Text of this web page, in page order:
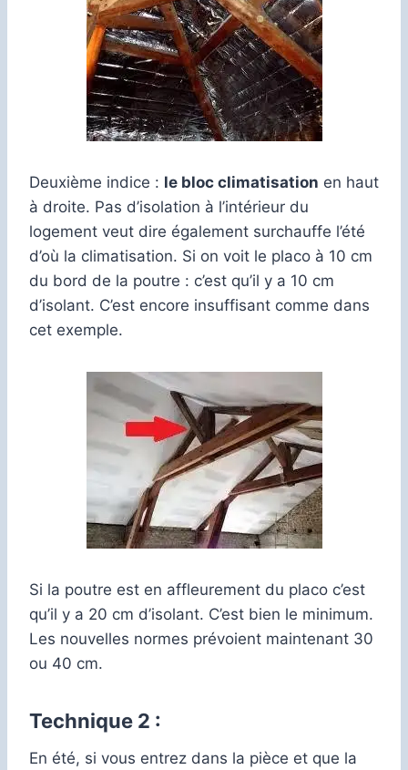
Deuxième indice : le bloc climatisation en haut
à droite. Pas d’isolation à l’intérieur du
logement veut dire également surchauffe l’été
d’où la climatisation. Si on voit le placo à 10 cm
du bord de la poutre : c’est qu’il y a 10 cm
d’isolant. C’est encore insuffisant comme dans
cet exemple.
Si la poutre est en affleurement du placo c’est
qu’il y a 20 cm d’isolant. C’est bien le minimum.
Les nouvelles normes prévoient maintenant 30
ou 40 cm.
Technique 2 :
En été, si vous entrez dans la pièce et que la